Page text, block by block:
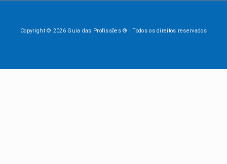
Copyright © 2026 Guia das Profissões ® | Todos os direitos reservados